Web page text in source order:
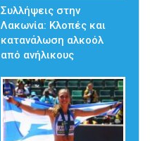
Συλλήψεις στην
Λακωνία: Κλοπές και
κατανάλωση αλκοόλ
από ανήλικους